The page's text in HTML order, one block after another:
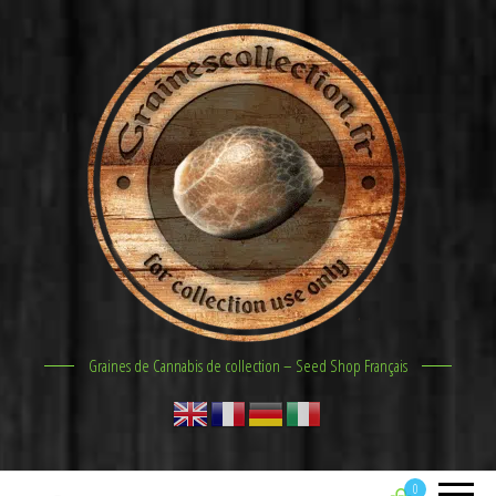
Graines de Cannabis de collection – Seed Shop Français
0